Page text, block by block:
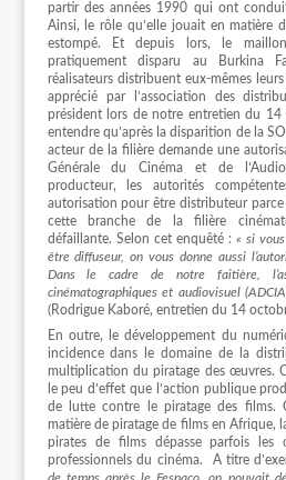
partir des années 1990 qui ont
Ainsi, le rôle qu’elle jouait en matière
estompé. Et depuis lors, le
pratiquement disparu au Burkina
réalisateurs distribuent eux-mêmes
apprécié par l’association des
président lors de notre entretien du
entendre qu’après la disparition de la
acteur de la filière demande une
Générale du Cinéma et de
producteur, les autorités
autorisation pour être distributeur
cette branche de la filière
défaillante. Selon cet enquêté : « si
être diffuseur, on vous donne aussi
Dans le cadre de notre faitière,
cinématographiques et audiovisuel
(Rodrigue Kaboré, entretien du 14
En outre, le développement du
incidence dans le domaine de la
multiplication du piratage des œuvres.
le peu d’effet que l’action publique
de lutte contre le piratage des films.
matière de piratage de films en Afrique,
pirates de films dépasse parfois les
professionnels du cinéma. A titre